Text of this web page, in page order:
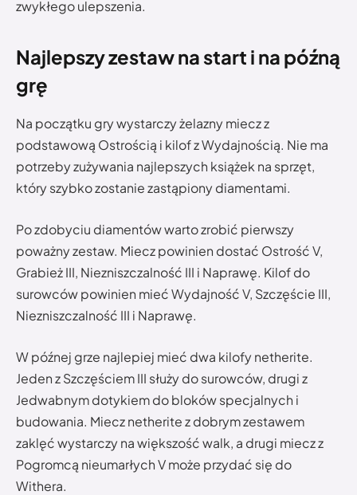
zwykłego ulepszenia.
Najlepszy zestaw na start i na późną
grę
Na początku gry wystarczy żelazny miecz z
podstawową Ostrością i kilof z Wydajnością. Nie ma
potrzeby zużywania najlepszych książek na sprzęt,
który szybko zostanie zastąpiony diamentami.
Po zdobyciu diamentów warto zrobić pierwszy
poważny zestaw. Miecz powinien dostać Ostrość V,
Grabież III, Niezniszczalność III i Naprawę. Kilof do
surowców powinien mieć Wydajność V, Szczęście III,
Niezniszczalność III i Naprawę.
W późnej grze najlepiej mieć dwa kilofy netherite.
Jeden z Szczęściem III służy do surowców, drugi z
Jedwabnym dotykiem do bloków specjalnych i
budowania. Miecz netherite z dobrym zestawem
zaklęć wystarczy na większość walk, a drugi miecz z
Pogromcą nieumarłych V może przydać się do
Withera.